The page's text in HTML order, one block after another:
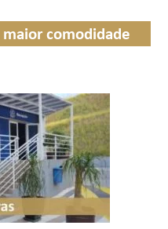
maior comodidade